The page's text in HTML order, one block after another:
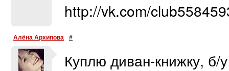
http://vk.com/
Алёна Архипова #
Куплю диван-книжку,